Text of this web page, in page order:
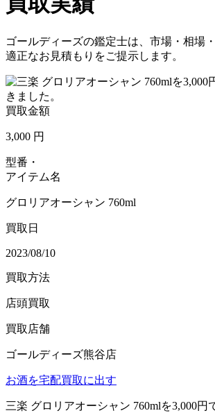
ゴールディーズの鑑定士は、市場・相場
適正なお見積もりをご提示します。
買取金額
3,000 円
型番・
アイテム名
グロリアオーシャン 760ml
買取日
2023/08/10
買取方法
店頭買取
買取店舗
ゴールディーズ熊谷店
お酒を宅配買取に出す
三楽 グロリアオーシャン 760mlを3,000円